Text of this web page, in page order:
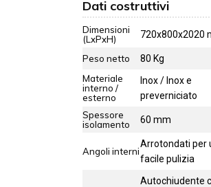
Dati costruttivi
Dimensioni
(LxPxH)
720x800x2020
Peso netto
80 Kg
Materiale
interno /
esterno
Inox / Inox e
preverniciato
Spessore
isolamento
60 mm
Angoli interni
Arrotondati per
facile pulizia
Autochiudente